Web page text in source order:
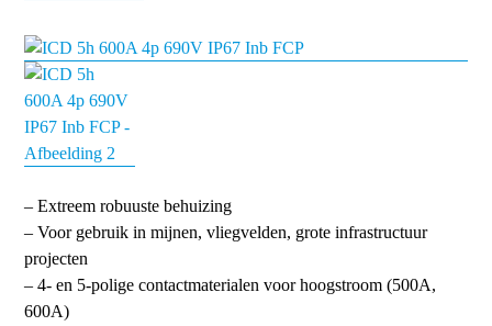
– Extreem robuuste behuizing
– Voor gebruik in mijnen, vliegvelden, grote infrastructuur
projecten
– 4- en 5-polige contactmaterialen voor hoogstroom (500A,
600A)